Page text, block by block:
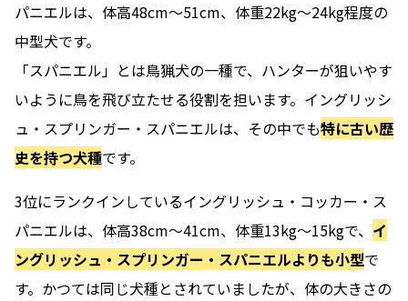
パニエルは、体高48cm～51cm、体重22kg～24kg程度の
中型犬です。
「スパニエル」とは鳥猟犬の一種で、ハンターが狙いやす
いように鳥を飛び立たせる役割を担います。イングリッシ
ュ・スプリンガー・スパニエルは、その中でも特に古い歴
史を持つ犬種です。
3位にランクインしているイングリッシュ・コッカー・ス
パニエルは、体高38cm～41cm、体重13kg～15kgで、 イ
ングリッシュ・スプリンガー・スパニエルよりも小型で
す。かつては同じ犬種とされていましたが、体の大きさの